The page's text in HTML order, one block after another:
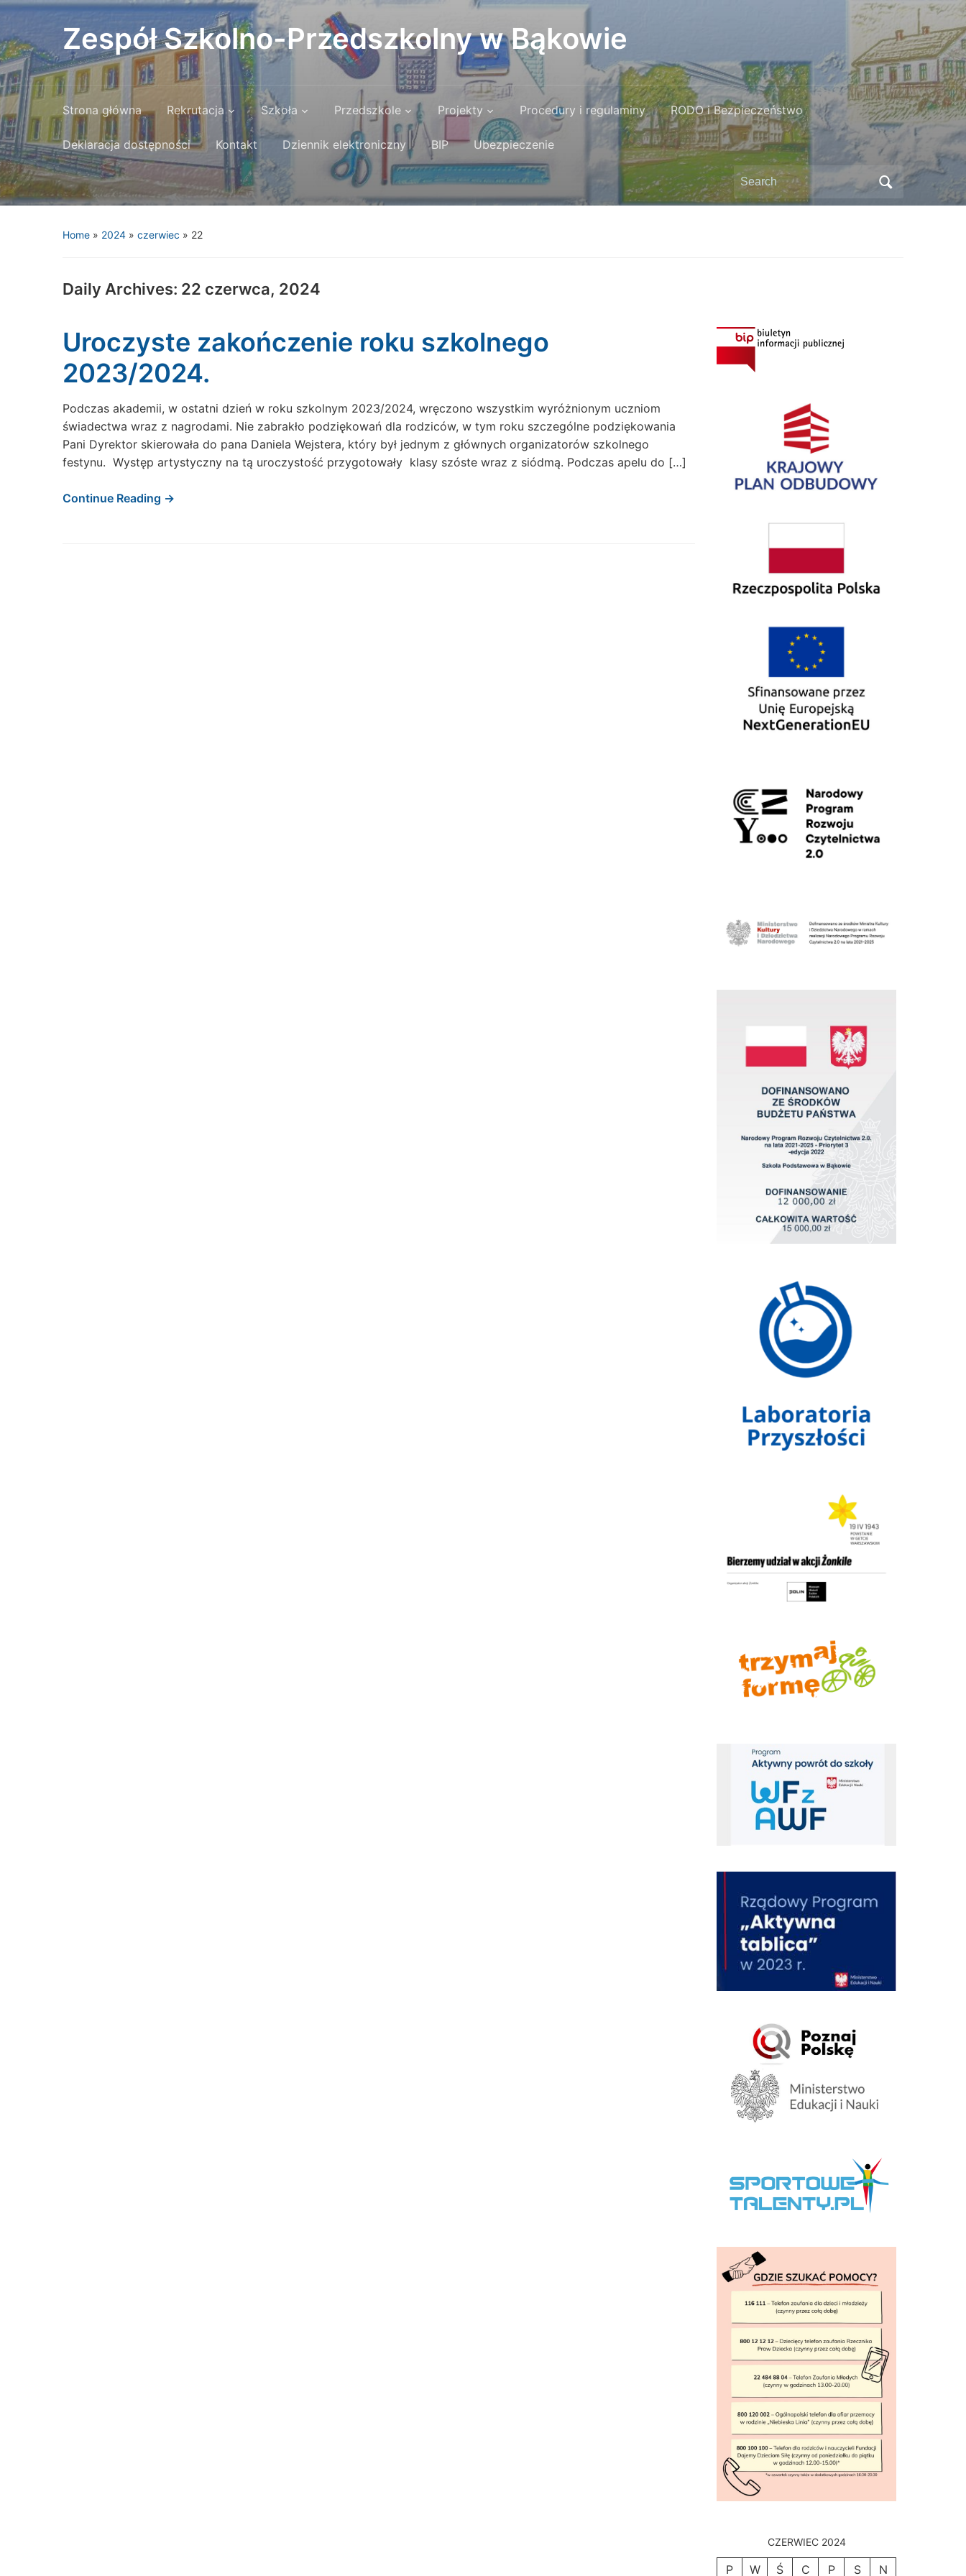
Zespół Szkolno-Przedszkolny w Bąkowie
Strona główna Rekrutacja Szkoła Przedszkole Projekty Procedury i regulaminy RODO i Bezpieczeństwo
Deklaracja dostępności Kontakt Dziennik elektroniczny BIP Ubezpieczenie
Search
for:
Home » 2024 » czerwiec » 22
Daily Archives: 22 czerwca, 2024
Uroczyste zakończenie roku szkolnego
2023/2024.
Podczas akademii, w ostatni dzień w roku szkolnym 2023/2024, wręczono wszystkim wyróżnionym uczniom
świadectwa wraz z nagrodami. Nie zabrakło podziękowań dla rodziców, w tym roku szczególne podziękowania
Pani Dyrektor skierowała do pana Daniela Wejstera, który był jednym z głównych organizatorów szkolnego
festynu. Występ artystyczny na tą uroczystość przygotowały klasy szóste wraz z siódmą. Podczas apelu do […]
Continue Reading →
CZERWIEC 2024
P W Ś C P S N